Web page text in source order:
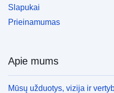
Slapukai
Prieinamumas
Apie mums
Mūsų užduotys, vizija ir